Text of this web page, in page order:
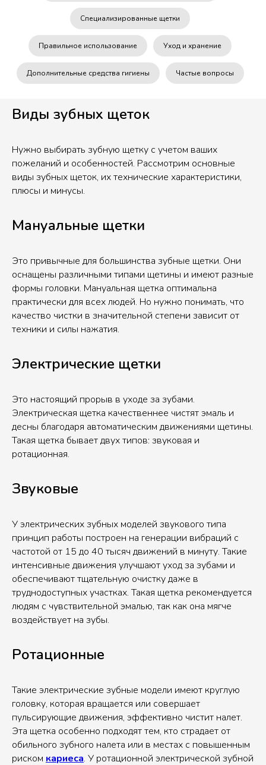
Специализированные щетки
Правильное использование Уход и хранение
Дополнительные средства гигиены Частые вопросы
Виды зубных щеток
Нужно выбирать зубную щетку с учетом ваших
пожеланий и особенностей. Рассмотрим основные
виды зубных щеток, их технические характеристики,
плюсы и минусы.
Мануальные щетки
Это привычные для большинства зубные щетки. Они
оснащены различными типами щетины и имеют разные
формы головки. Мануальная щетка оптимальна
практически для всех людей. Но нужно понимать, что
качество чистки в значительной степени зависит от
техники и силы нажатия.
Электрические щетки
Это настоящий прорыв в уходе за зубами.
Электрическая щетка качественнее чистят эмаль и
десны благодаря автоматическим движениями щетины.
Такая щетка бывает двух типов: звуковая и
ротационная.
Звуковые
У электрических зубных моделей звукового типа
принцип работы построен на генерации вибраций с
частотой от 15 до 40 тысяч движений в минуту. Такие
интенсивные движения улучшают уход за зубами и
обеспечивают тщательную очистку даже в
труднодоступных участках. Такая щетка рекомендуется
людям с чувствительной эмалью, так как она мягче
воздействует на зубы.
Ротационные
Такие электрические зубные модели имеют круглую
головку, которая вращается или совершает
пульсирующие движения, эффективно чистит налет.
Эта щетка особенно подходят тем, кто страдает от
обильного зубного налета или в местах с повышенным
риском кариеса. У ротационной электрической зубной